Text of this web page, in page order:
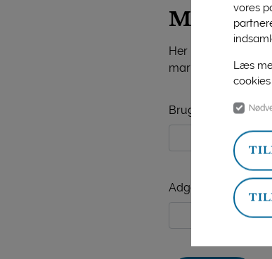
vores
Læs
Her på siden
Brugernavn
Adgangskode